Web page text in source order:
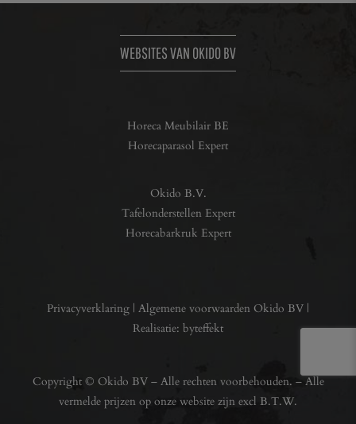
WEBSITES VAN OKIDO BV
Horeca Meubilair BE
Horecaparasol Expert
Okido B.V.
Tafelonderstellen Expert
Horecabarkruk Expert
Privacyverklaring | Algemene voorwaarden Okido BV |
Realisatie: byteffekt
Copyright © Okido BV – Alle rechten voorbehouden. – Alle
vermelde prijzen op onze website zijn excl B.T.W.